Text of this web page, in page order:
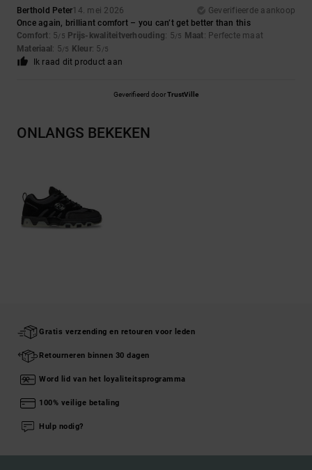
Berthold Peter14. mei 2026
Geverifieerde aankoop
Once again, brilliant comfort – you can’t get better than this
Comfort: 5/5 Prijs-kwaliteitverhouding: 5/5 Maat: Perfecte maat
Materiaal : 5/5 Kleur: 5 /5
Ik raad dit product aan
Geverifieerd doorTrustVille
ONLANGS BEKEKEN
Gratis verzending en retouren voor leden
Retourneren binnen 30 dagen
Word lid van het loyaliteitsprogramma
100% veilige betaling
Hulp nodig?